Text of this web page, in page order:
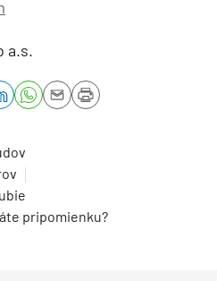
a.s.
pripomienku?